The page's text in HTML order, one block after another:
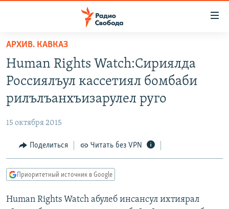
упрощенного
доступа
Вернуться
основному
Вернутся
Вернутся
поиску
АВТОРСКИЕ ПРОЕКТЫ
МНЕНИЯ
КУЛЬТУРА
КАВКАЗ.РЕАЛИИ
СЕВЕР.РЕАЛИИ
АРХИВ. КАВКАЗ
Human Rights Watch:Сириялда
Россиялъул кассетиял бомбаби
рилълъанхъизарулел руго
15 октября 2015
Поделиться Читать без VPN
Приоритетный источник в Google
Human Rights Watch абулеб инсансул ихтиярал